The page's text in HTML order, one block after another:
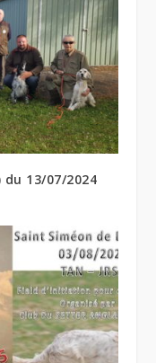
13/07/2024